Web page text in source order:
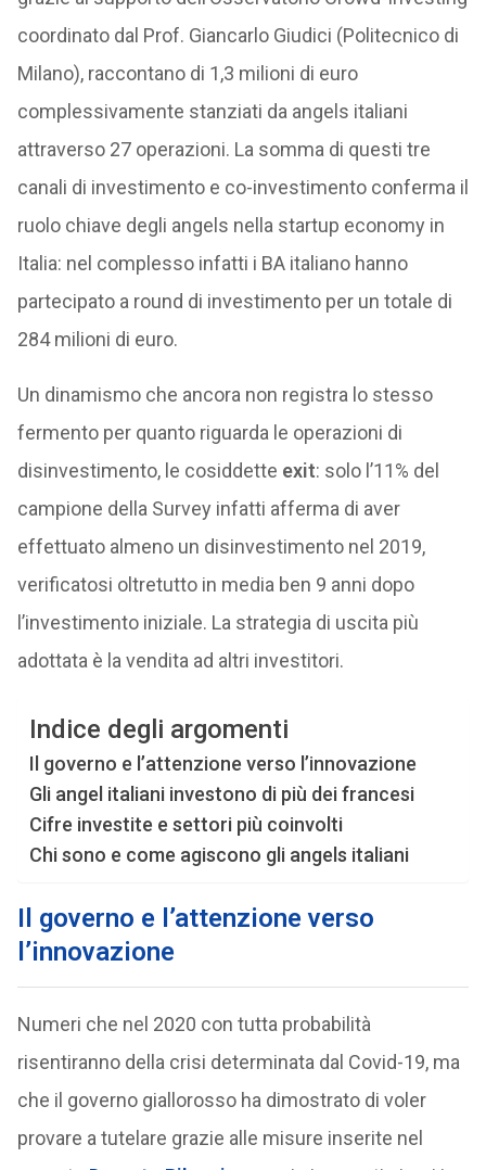
coordinato dal Prof. Giancarlo Giudici (Politecnico di
Milano), raccontano di 1,3 milioni di euro
complessivamente stanziati da angels italiani
attraverso 27 operazioni. La somma di questi tre
canali di investimento e co-investimento conferma il
ruolo chiave degli angels nella startup economy in
Italia: nel complesso infatti i BA italiano hanno
partecipato a round di investimento per un totale di
284 milioni di euro.
Un dinamismo che ancora non registra lo stesso
fermento per quanto riguarda le operazioni di
disinvestimento, le cosiddette exit: solo l’11% del
campione della Survey infatti afferma di aver
effettuato almeno un disinvestimento nel 2019,
verificatosi oltretutto in media ben 9 anni dopo
l’investimento iniziale. La strategia di uscita più
adottata è la vendita ad altri investitori.
Indice degli argomenti
Il governo e l’attenzione verso l’innovazione
Gli angel italiani investono di più dei francesi
Cifre investite e settori più coinvolti
Chi sono e come agiscono gli angels italiani
Il governo e l’attenzione verso
l’innovazione
Numeri che nel 2020 con tutta probabilità
risentiranno della crisi determinata dal Covid-19, ma
che il governo giallorosso ha dimostrato di voler
provare a tutelare grazie alle misure inserite nel